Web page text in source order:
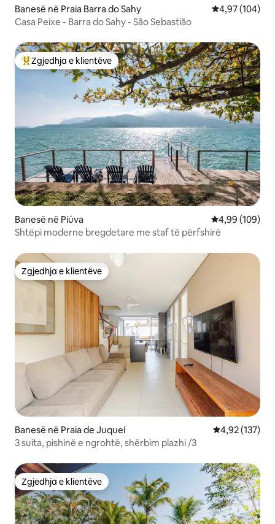
Banesë në Praia Barra do Sahy Vlerësimi
4,97 (104)
Casa Peixe - Barra do Sahy - São Sebastião
Më të mirat e zgjedhjeve të klientëve
Zgjedhja e klientëve
Banesë në Piúva Vlerësimi
4,99 (109)
Shtëpi moderne bregdetare me staf të përfshirë
Zgjedhja e klientëve
Zgjedhja e klientëve
Banesë në Praia de Juqueí Vlerësimi
4,92 (137)
3 suita, pishinë e ngrohtë, shërbim plazhi /3
Zgjedhja e klientëve
Zgjedhja e klientëve